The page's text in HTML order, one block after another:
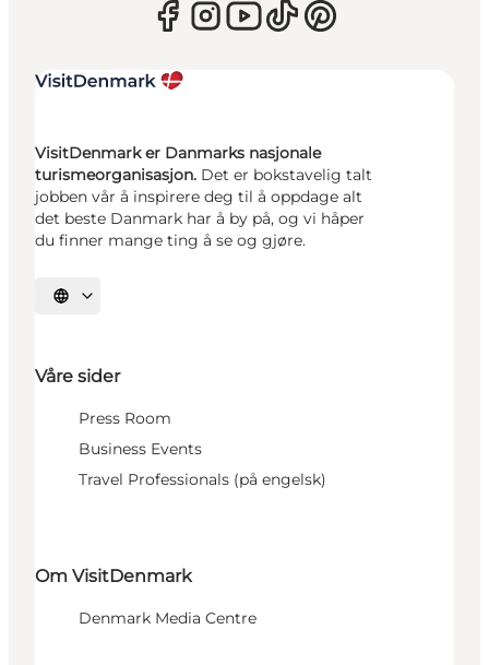
VisitDenmark er Danmarks nasjonale
turismeorganisasjon. Det er bokstavelig talt
jobben vår å inspirere deg til å oppdage alt
det beste Danmark har å by på, og vi håper
du finner mange ting å se og gjøre.
Velg språk
Våre sider
Press Room
Business Events
Travel Professionals (på engelsk)
Om VisitDenmark
Denmark Media Centre